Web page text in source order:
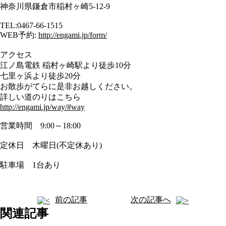
神奈川県鎌倉市稲村ヶ崎5-12-9
TEL:0467-66-1515
WEB予約: http://engami.jp/form/
アクセス
江ノ島電鉄 稲村ヶ崎駅より徒歩10分
七里ヶ浜より徒歩20分
お散歩がてらに是非お越しください。
詳しい道のりはこちら
http://engami.jp/way/#way
営業時間 9:00～18:00
定休日 木曜日(不定休あり)
駐車場 1台あり
前の記事 次の記事へ
関連記事